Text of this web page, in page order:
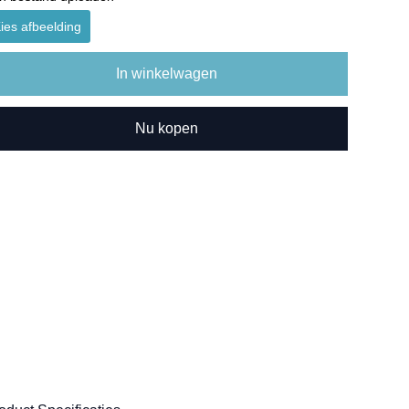
afbeelding
In winkelwagen
Nu kopen